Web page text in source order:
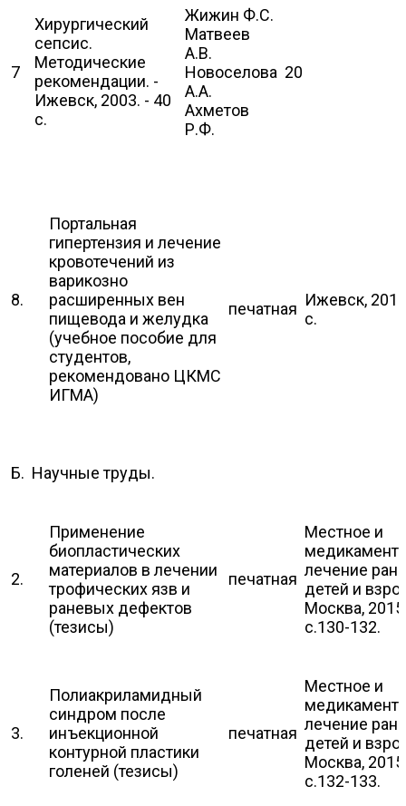
7
Хирургический
сепсис.
Методические
рекомендации. -
Ижевск, 2003. - 40
с.
Жижин Ф.С.
Матвеев
А.В.
Новоселова
А.А.
Ахметов
Р.Ф.
20
8.
Портальная
гипертензия и лечение
кровотечений из
варикозно
расширенных вен
пищевода и желудка
(учебное пособие для
студентов,
рекомендовано ЦКМС
ИГМА)
печатная Ижевск,
с.
Б. Научные труды.
2.
Применение
биопластических
материалов в лечении
трофических язв и
раневых дефектов
(тезисы)
печатная
Местное и
лечение ран
детей и
Москва, 2015,
с.130-132.
3.
Полиакриламидный
синдром после
инъекционной
контурной пластики
голеней (тезисы)
печатная
Местное и
лечение ран
детей и
Москва, 2015,
с.132-133.